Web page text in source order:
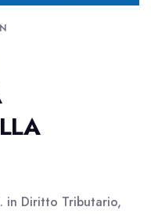
in Diritto Tributario,